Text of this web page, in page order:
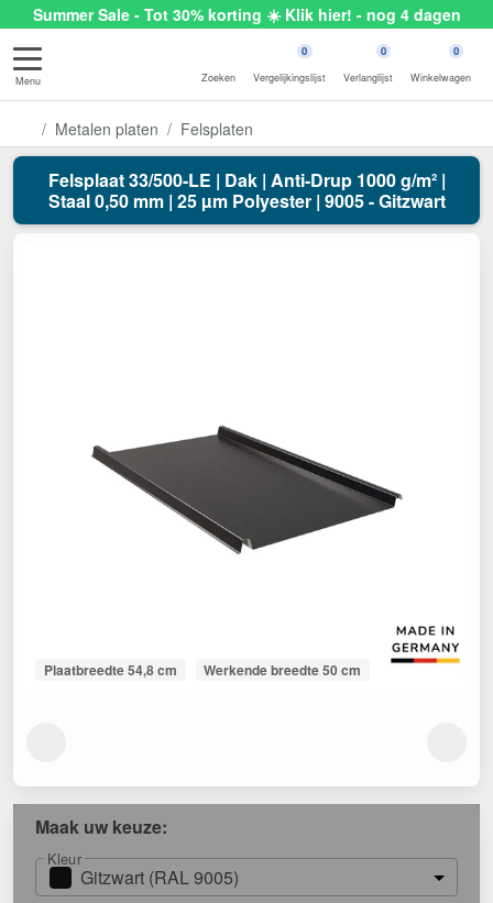
Summer Sale - Tot 30% korting ☀️ Klik hier! - nog 4 dagen
Menu Zoeken
0
Vergelijkingslijst
0
Verlanglijst
0
Winkelwagen
Metalen platen Felsplaten
Felsplaat 33/500-LE | Dak | Anti-Drup 1000 g/m² |
Staal 0,50 mm | 25 µm Polyester | 9005 - Gitzwart
Plaatbreedte 54,8 cm Werkende breedte 50 cm
Maak uw keuze:
Kleur
Gitzwart (RAL 9005)